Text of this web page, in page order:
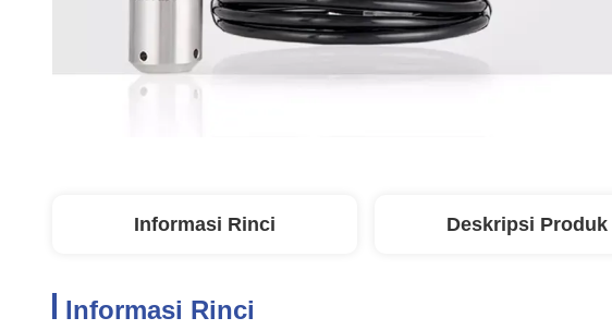
Informasi Rinci Deskripsi Produk
Informasi Rinci